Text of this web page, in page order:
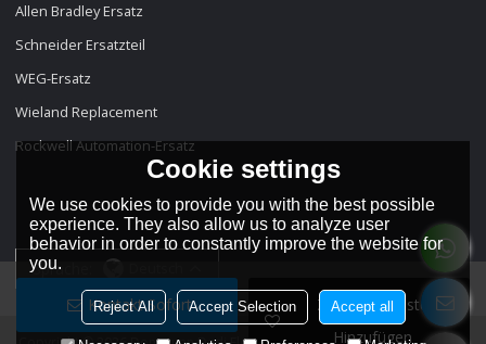
Kontakt Sofort
Zur Wunschliste
Hinzufügen
Allen Bradley Ersatz
Schneider Ersatzteil
WEG-Ersatz
Wieland Replacement
Rockwell Automation-Ersatz
Sprache:
Cookie settings
We use cookies to provide you with the best possible
experience. They also allow us to analyze user
behavior in order to constantly improve the website for
you.
Reject All Accept Selection Accept all